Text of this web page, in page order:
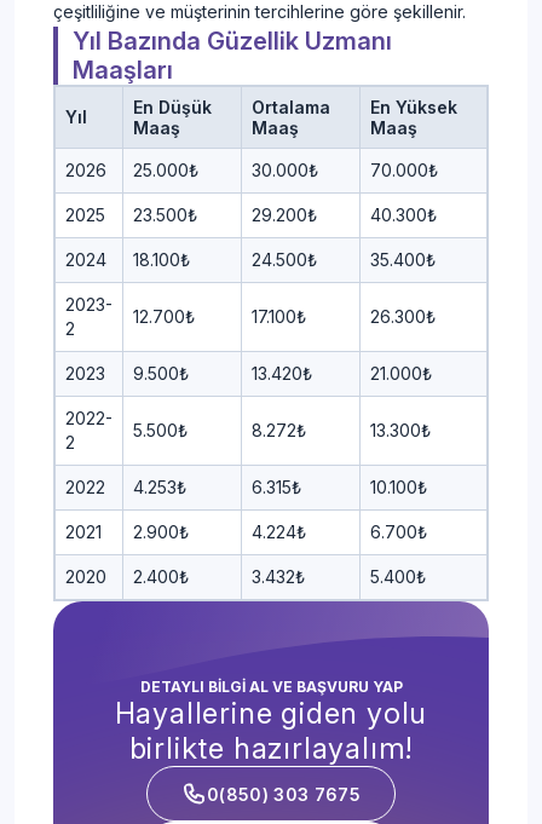
çeşitliliğine ve müşterinin tercihlerine göre şekillenir.
Yıl Bazında Güzellik Uzmanı
Maaşları
Yıl
En Düşük
Maaş
Ortalama
Maaş
En Yüksek
Maaş
2026 25.000₺ 30.000₺ 70.000₺
2025 23.500₺ 29.200₺ 40.300₺
2024 18.100₺ 24.500₺ 35.400₺
2023-
2
12.700₺ 17.100₺ 26.300₺
2023 9.500₺ 13.420₺ 21.000₺
2022-
2
5.500₺ 8.272₺ 13.300₺
2022 4.253₺ 6.315₺ 10.100₺
2021 2.900₺ 4.224₺ 6.700₺
2020 2.400₺ 3.432₺ 5.400₺
DETAYLI BİLGİ AL VE BAŞVURU YAP
Hayallerine giden yolu
birlikte hazırlayalım!
0(850) 303 7675